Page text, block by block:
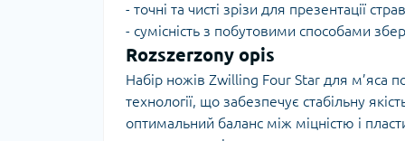
- точні та чисті зрізи для презентації страв
- сумісність з побутовими способами
Rozszerzony opis
Набір ножів Zwilling Four Star для м’яса
технології, що забезпечує стабільну
оптимальний баланс між міцністю і